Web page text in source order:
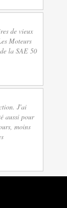
de vieux
Moteurs
la SAE 50
J'ai
aussi pour
moins